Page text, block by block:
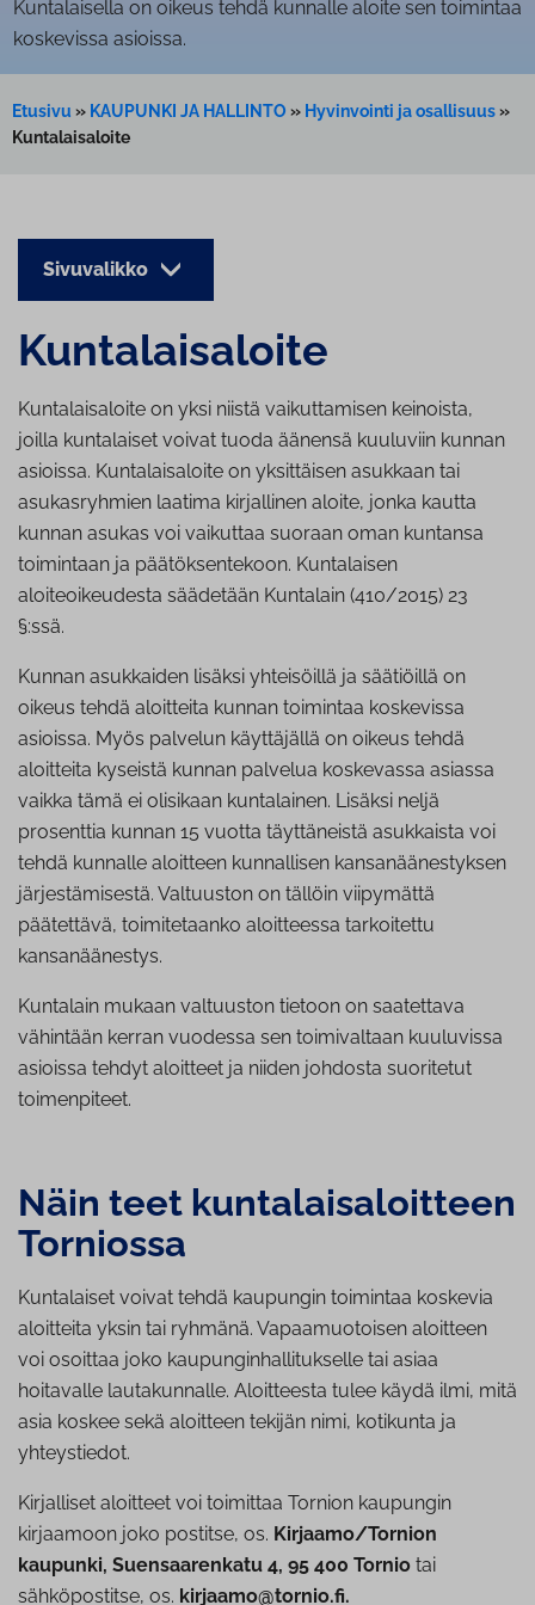
Kuntalaisella on oikeus tehdä kunnalle aloite sen toimintaa
koskevissa asioissa.
Etusivu » KAUPUNKI JA HALLINTO » Hyvinvointi ja osallisuus»
Kuntalaisaloite
Sivuvalikko
Kun­ta­lais­aloi­te
Kuntalaisaloite on yksi niistä vaikuttamisen keinoista,
joilla kuntalaiset voivat tuoda äänensä kuuluviin kunnan
asioissa. Kuntalaisaloite on yksittäisen asukkaan tai
asukasryhmien laatima kirjallinen aloite, jonka kautta
kunnan asukas voi vaikuttaa suoraan oman kuntansa
toimintaan ja päätöksentekoon. Kuntalaisen
aloiteoikeudesta säädetään Kuntalain (410/2015) 23
§:ssä.
Kunnan asukkaiden lisäksi yhteisöillä ja säätiöillä on
oikeus tehdä aloitteita kunnan toimintaa koskevissa
asioissa. Myös palvelun käyttäjällä on oikeus tehdä
aloitteita kyseistä kunnan palvelua koskevassa asiassa
vaikka tämä ei olisikaan kuntalainen. Lisäksi neljä
prosenttia kunnan 15 vuotta täyttäneistä asukkaista voi
tehdä kunnalle aloitteen kunnallisen kansanäänestyksen
järjestämisestä. Valtuuston on tällöin viipymättä
päätettävä, toimitetaanko aloitteessa tarkoitettu
kansanäänestys.
Kuntalain mukaan valtuuston tietoon on saatettava
vähintään kerran vuodessa sen toimivaltaan kuuluvissa
asioissa tehdyt aloitteet ja niiden johdosta suoritetut
toimenpiteet.
Näin teet kun­ta­lais­aloit­teen
Torniossa
Kuntalaiset voivat tehdä kaupungin toimintaa koskevia
aloitteita yksin tai ryhmänä. Vapaamuotoisen aloitteen
voi osoittaa joko kaupunginhallitukselle tai asiaa
hoitavalle lautakunnalle. Aloitteesta tulee käydä ilmi, mitä
asia koskee sekä aloitteen tekijän nimi, kotikunta ja
yhteystiedot.
Kirjalliset aloitteet voi toimittaa Tornion kaupungin
kirjaamoon joko postitse, os. Kirjaamo/Tornion
kaupunki, Suensaarenkatu 4, 95 400 Tornio tai
sähköpostitse, os. kirjaamo@tornio.fi.